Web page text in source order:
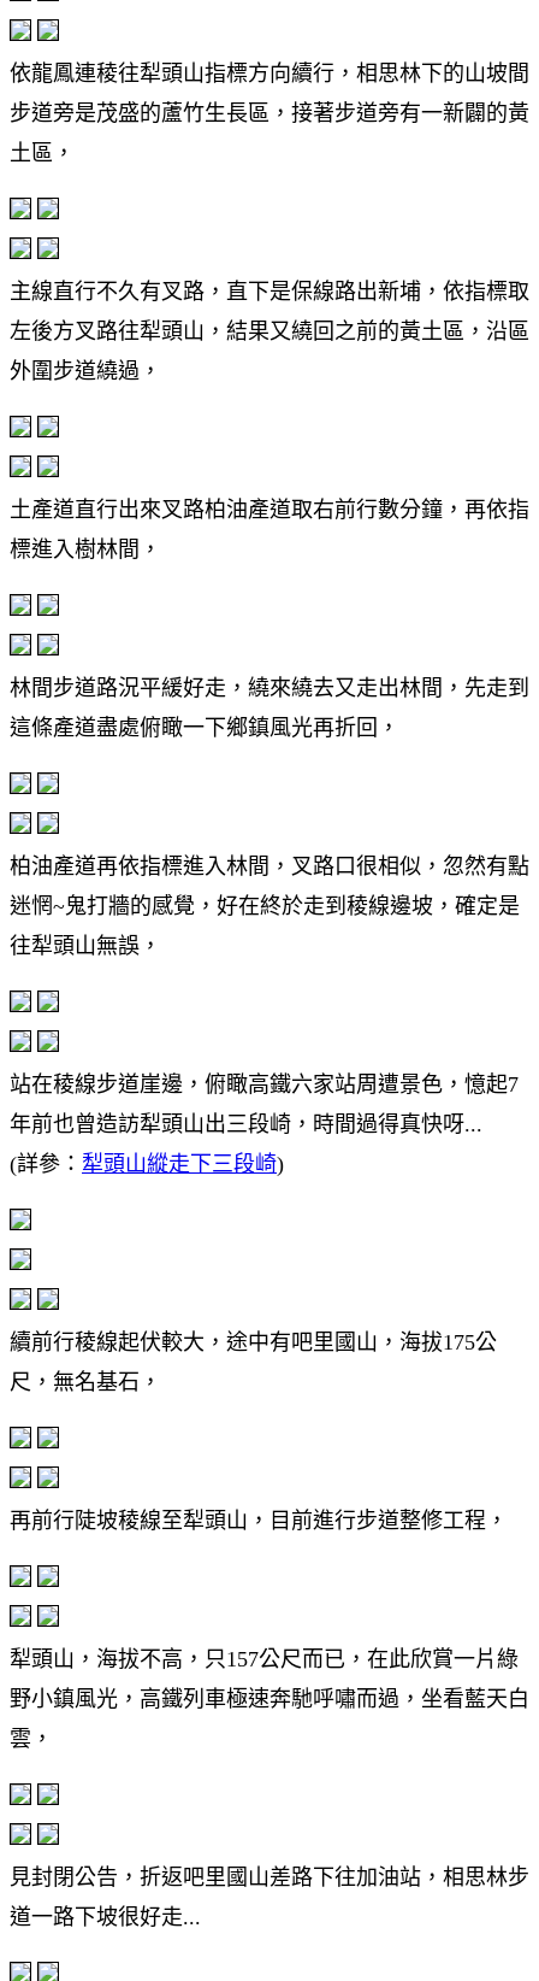
依龍鳳連稜往犁頭山指標方向續行，相思林下的山坡間
步道旁是茂盛的蘆竹生長區，接著步道旁有一新闢的黃
土區，
主線直行不久有叉路，直下是保線路出新埔，依指標取
左後方叉路往犁頭山，結果又繞回之前的黃土區，沿區
外圍步道繞過，
土產道直行出來叉路柏油產道取右前行數分鐘，再依指
標進入樹林間，
林間步道路況平緩好走，繞來繞去又走出林間，先走到
這條產道盡處俯瞰一下鄉鎮風光再折回，
柏油產道再依指標進入林間，叉路口很相似，忽然有點
迷惘~鬼打牆的感覺，好在終於走到稜線邊坡，確定是
往犁頭山無誤，
站在稜線步道崖邊，俯瞰高鐵六家站周遭景色，憶起7
年前也曾造訪犁頭山出三段崎，時間過得真快呀...
(詳參： 犁頭山縱走下三段崎)
續前行稜線起伏較大，途中有吧里國山，海拔175公
尺，無名基石，
再前行陡坡稜線至犁頭山，目前進行步道整修工程，
犁頭山，海拔不高，只157公尺而已，在此欣賞一片綠
野小鎮風光，高鐵列車極速奔馳呼嘯而過，坐看藍天白
雲，
見封閉公告，折返吧里國山差路下往加油站，相思林步
道一路下坡很好走...